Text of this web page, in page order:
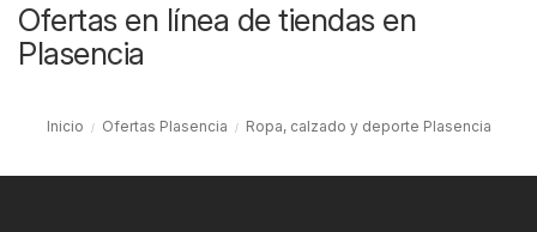
Ofertas en línea de tiendas en
Plasencia
Inicio Ofertas Plasencia Ropa, calzado y deporte Plasencia